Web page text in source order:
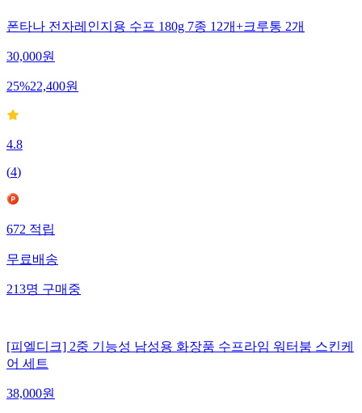
폰타나 전자레인지용 수프 180g 7종 12개+크루통 2개
30,000원
25%22,400원
4.8
(4)
672적립
무료배송
213명구매중
[피엘디크] 2중 기능성 남성용 화장품 수프라임 워터붐 스킨케
어 세트
38,000원